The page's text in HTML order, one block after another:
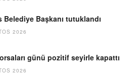
Belediye Başkanı tutuklandı
2026
günü pozitif seyirle kapattı
2026